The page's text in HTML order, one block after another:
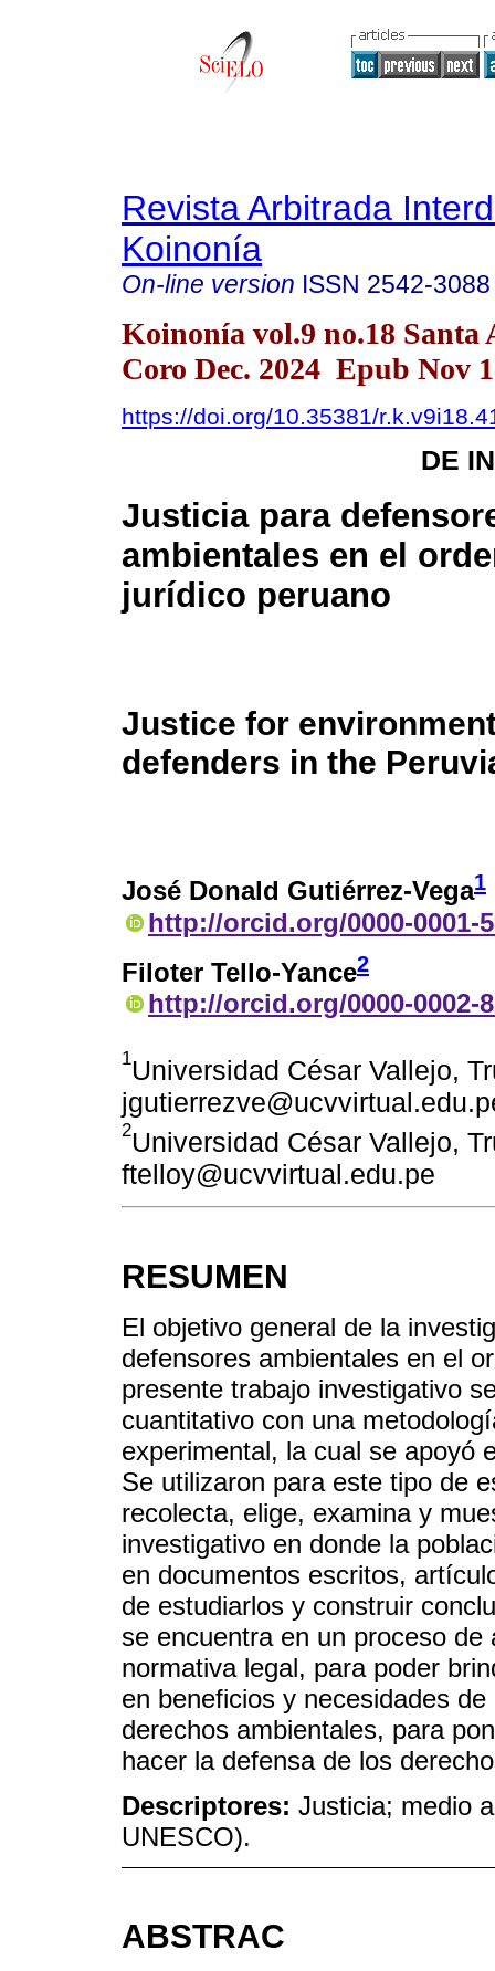
Revista Arbitrada
Koinonía
On-line version ISSN 2542-3088
Koinonía vol.9 no.18 Santa
Coro Dec. 2024 Epub Nov
https://doi.org/10.35381/
DE
Justicia para
ambientales en el
jurídico peruano
Justice for
defenders in the
José Donald Gutiérrez-Vega1
http://orcid.org/0000-0001-
Filoter Tello-Yance2
http://orcid.org/0000-0002-
1Universidad César Vallejo,
2Universidad César Vallejo,
ftelloy@ucvvirtual.edu.pe
RESUMEN
El objetivo general de la
defensores ambientales en el
presente trabajo investigativo
cuantitativo con una
experimental, la cual se apoyó
Se utilizaron para este tipo de
recolecta, elige, examina y
investigativo en donde la
en documentos escritos,
de estudiarlos y construir
se encuentra en un proceso
normativa legal, para poder
en beneficios y necesidades
derechos ambientales, para
hacer la defensa de los
Descriptores: Justicia; medio
UNESCO).
ABSTRAC